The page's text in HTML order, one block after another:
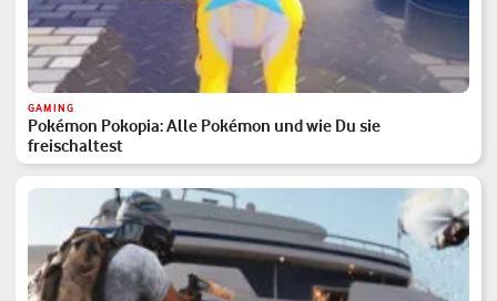
GAMING
Pokémon Pokopia: Alle Pokémon und wie Du sie
freischaltest